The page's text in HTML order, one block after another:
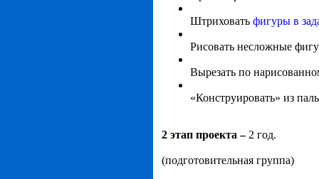
Штриховать фигуры в
Рисовать несложные
Вырезать по
«Конструировать» из
2 этап проекта – 2 год.
(подготовительная группа)